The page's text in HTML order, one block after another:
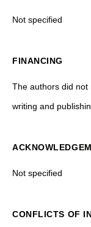
Not specified
FINANCING
The authors did not
writing and
Not specified
CONFLICTS OF